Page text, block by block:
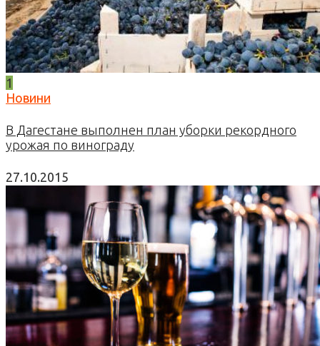
1
Новини
В Дагестане выполнен план уборки рекордного
урожая по винограду
27.10.2015